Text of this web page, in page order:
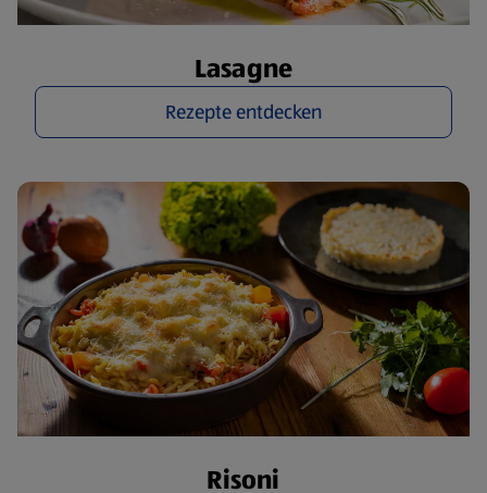
Lasagne
Rezepte entdecken
Risoni